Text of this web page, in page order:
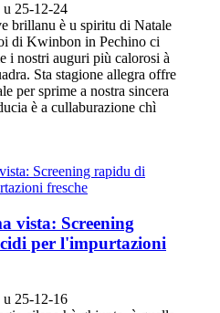
u 25-12-24
brillanu è u spiritu di Natale
di Kwinbon in Pechino ci
i nostri auguri più calorosi à
Sta stagione allegra offre
per sprime a nostra sincera
è a cullaburazione chì
vista: Screening
per l'impurtazioni
u 25-12-16